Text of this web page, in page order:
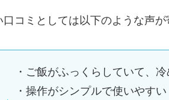
コミとしては以下のような声
・ご飯がふっくらしていて、
・操作がシンプルで使いやすい